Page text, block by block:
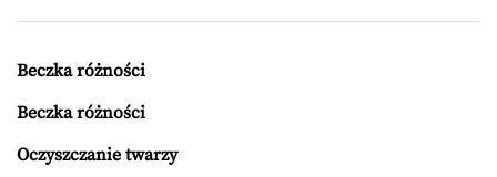
Beczka różności
Beczka różności
Oczyszczanie twarzy